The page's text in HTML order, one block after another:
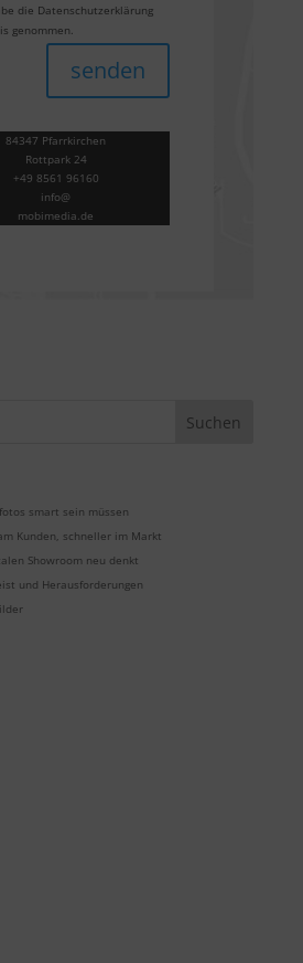
die Datenschutzerklärung
genommen.
senden
84347 Pfarrkirchen
Rottpark 24
+49 8561 96160
info@
mobimedia.de
smart sein müssen
Kunden, schneller im Markt
Showroom neu denkt
und Herausforderungen